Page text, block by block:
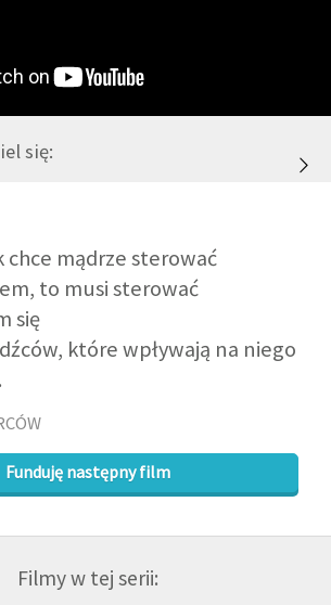
PARTNERZY
NEWSLETTER
się:
chce mądrze sterować
to musi sterować
się
które wpływają na niego
Funduję następny film
Filmy w tej serii: